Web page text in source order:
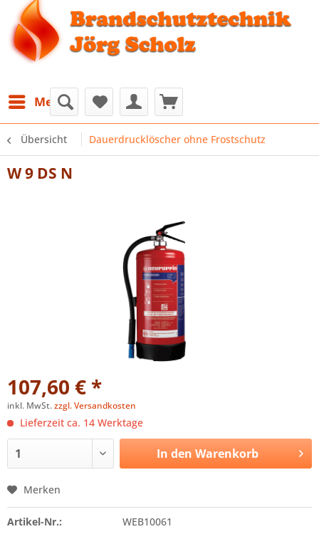
Menü
Übersicht Dauerdrucklöscher ohne Frostschutz
W 9 DS N
107,60 € *
inkl. MwSt.zzgl. Versandkosten
Lieferzeit ca. 14 Werktage
In den Warenkorb
Merken
Artikel-Nr.: WEB10061